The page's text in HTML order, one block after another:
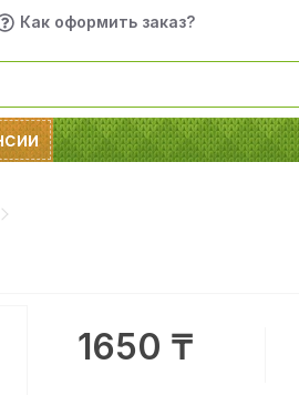
Как оформить заказ?
1650 ₸